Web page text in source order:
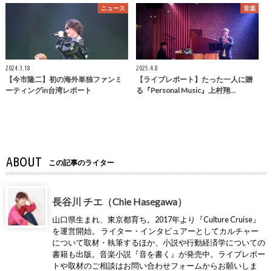
ニュース
2024.3.18
【今市隆二】初の海外単独ファンミ
ーティングin台湾レポート
音楽
2025.4.8
【ライブレポート】たった一人に贈
る『Personal Music』上村翔…
ABOUT この記事のライター
長谷川 チエ（Chie Hasegawa）
山口県生まれ、東京都育ち。2017年より『Culture Cruise』
を運営開始。 ライター・インタビュアーとしてカルチャー
について取材・執筆するほか、小説や行動経済学についての
書籍も出版。音楽小説『音を書く』が発売中。ライブレポー
トや取材のご相談はお問い合わせフォームからお願いしま